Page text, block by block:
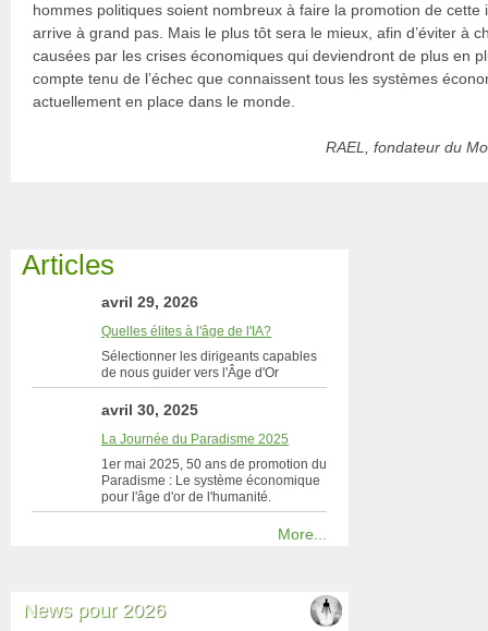
hommes politiques soient nombreux à faire la promotion de cette
arrive à grand pas. Mais le plus tôt sera le mieux, afin d’éviter à
causées par les crises économiques qui deviendront de plus en
compte tenu de l’échec que connaissent tous les systèmes
actuellement en place dans le monde.
RAEL, fondateur du
Articles
avril 29, 2026
Quelles élites à l'âge de l'IA?
Sélectionner les dirigeants capables
de nous guider vers l'Âge d'Or
avril 30, 2025
La Journée du Paradisme 2025
1er mai 2025, 50 ans de promotion du
Paradisme : Le système économique
pour l'âge d'or de l'humanité.
More...
News pour 2026